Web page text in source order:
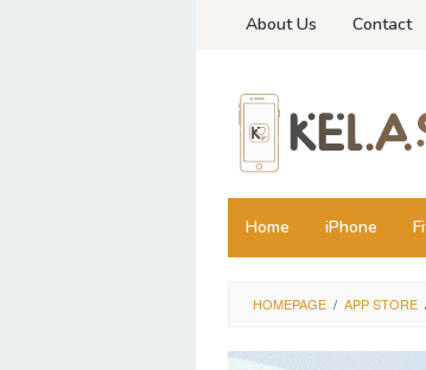
About Us Contact
Home iPhone
HOMEPAGE / APP STORE